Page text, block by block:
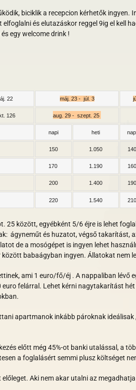
biciklik a recepcion kérhetők ingyen.
és elutazáskor reggel 9ig el kell
egy welcome drink !
22 máj. 23 - júl. 3
126 aug. 29 - szept. 25
napi heti
150 1.050 140
170 1.190 160
200 1.400 190
220 1.540 210
25 között, egyébként 5/6 éjre is lehet
ágyneműt és huzatot, végső takarítást,
de a mosógépet is ingyen lehet
babaágyban ingyen. Állatokat nem
ami 1 euro/fő/éj . A nappaliban lévő
felárral. Lehet kérni nagytakarítást hét
apartmanok inkább pároknak ideálisak
előtt még 45%-ot banki utalással, a
a foglalásért semmi plusz költséget
Aki nem akar utalni az